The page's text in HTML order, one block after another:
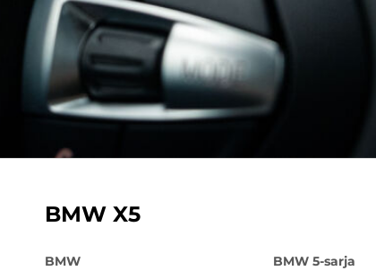
BMW X5
BMW
BMW 5-sarja